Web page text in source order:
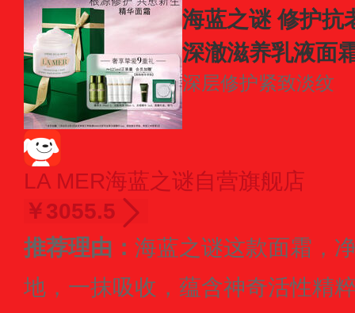
海蓝之谜 修护抗
深澈滋养乳液面
深层修护紧致淡纹
LA MER海蓝之谜自营旗舰店
￥3055.5
推荐理由： 海蓝之谜这款面霜，
地，一抹吸收，蕴含神奇活性精